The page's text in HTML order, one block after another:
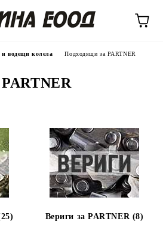
водещи колела Подходящи за PARTNER
Вериги за PARTNER (8)